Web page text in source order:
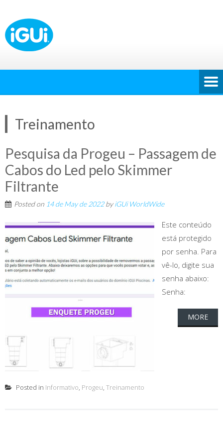
Treinamento
Pesquisa da Progeu – Passagem de
Cabos do Led pelo Skimmer
Filtrante
Posted on 14 de May de 2022byiGUi WorldWide
Este conteúdo
está protegido
por senha. Para
vê-lo, digite sua
senha abaixo:
Senha:
MORE
Posted in Informativo, Progeu, Treinamento